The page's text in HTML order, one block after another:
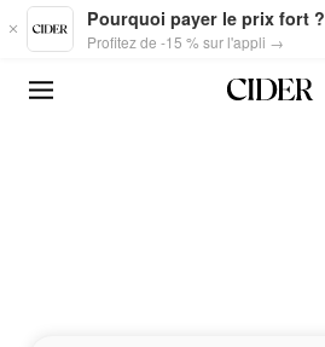
Skip to main content
Pourquoi payer le prix fort ?
Profitez de -15 % sur l'appli →